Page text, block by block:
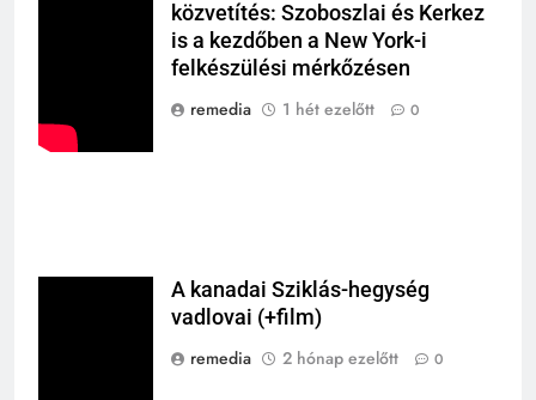
közvetítés: Szoboszlai és Kerkez
is a kezdőben a New York-i
felkészülési mérkőzésen
remedia
1 hét ezelőtt 0
A kanadai Sziklás-hegység
vadlovai (+film)
remedia
2 hónap ezelőtt 0